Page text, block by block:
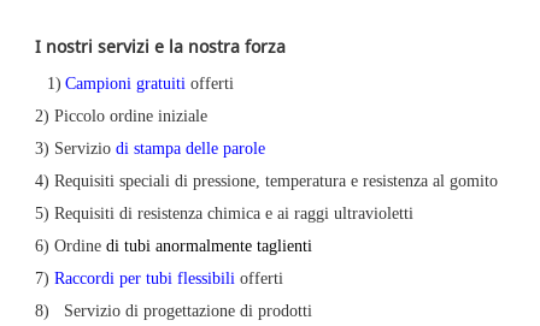
I nostri servizi e la nostra forza
1) Campioni gratuiti offerti
2) Piccolo ordine iniziale
3) Servizio di stampa delle parole
4) Requisiti speciali di pressione, temperatura e resistenza al gomito
5) Requisiti di resistenza chimica e ai raggi ultravioletti
6) Ordine di tubi anormalmente taglienti
7) Raccordi per tubi flessibili offerti
8)
Servizio di progettazione di prodotti